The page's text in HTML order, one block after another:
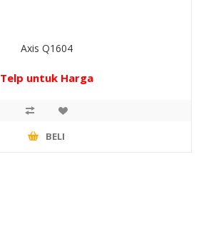
Axis Q1604
Telp untuk Harga
BELI